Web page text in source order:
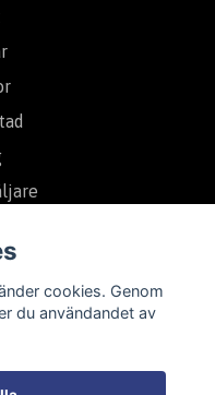
nyhetsbrev
Prenumerera
cookies. Genom
du användandet av